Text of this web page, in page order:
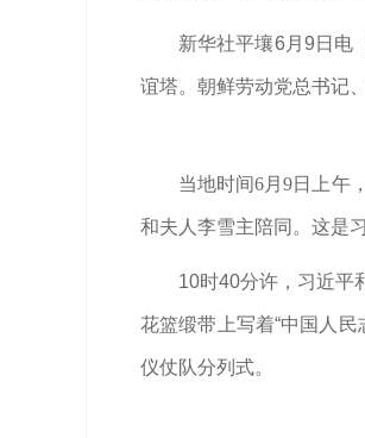
新华社平壤6月9日电
谊塔。朝鲜劳动党总书记
当地时间6月9日上午
和夫人李雪主陪同。这是
10时40分许，习近平
花篮缎带上写着“中国人
仪仗队分列式。